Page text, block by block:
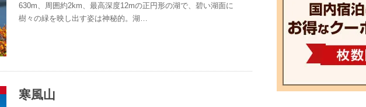
630m、周囲約2km、最高深度12mの正円形の湖で、碧い湖面に
樹々の緑を映し出す姿は神秘的。湖…
寒風山